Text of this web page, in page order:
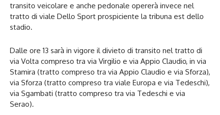
transito veicolare e anche pedonale opererà invece nel
tratto di viale Dello Sport prospiciente la tribuna est dello
stadio.
Dalle ore 13 sarà in vigore il divieto di transito nel tratto di
via Volta compreso tra via Virgilio e via Appio Claudio, in via
Stamira (tratto compreso tra via Appio Claudio e via Sforza),
via Sforza (tratto compreso tra viale Europa e via Tedeschi),
via Sgambati (tratto compreso tra via Tedeschi e via
Serao).